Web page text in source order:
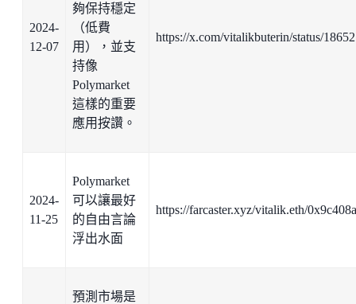
2024-
12-07
夠保持穩定
（低費
用），並支
持像
Polymarket
這樣的重要
應用按讚。
https://x.com/vitalikbuterin/status/
2024-
11-25
Polymarket
可以讓最好
的自由言論
浮出水面
https://farcaster.xyz/vitalik.eth/
預測市場是